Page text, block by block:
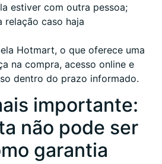
estiver com outra pessoa;
relação caso haja
Hotmart, o que oferece uma
na compra, acesso online e
dentro do prazo informado.
importante:
não pode ser
garantia